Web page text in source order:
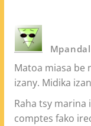
Matoa miasa be
izany. Midika
Raha tsy marina
comptes fako